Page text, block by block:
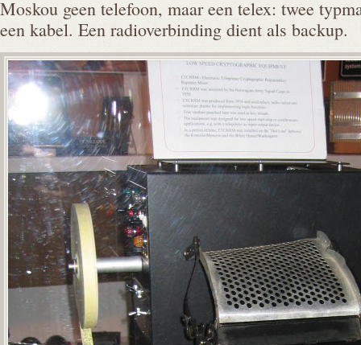
Moskou geen telefoon, maar een telex: twee
een kabel. Een radioverbinding dient als backup.